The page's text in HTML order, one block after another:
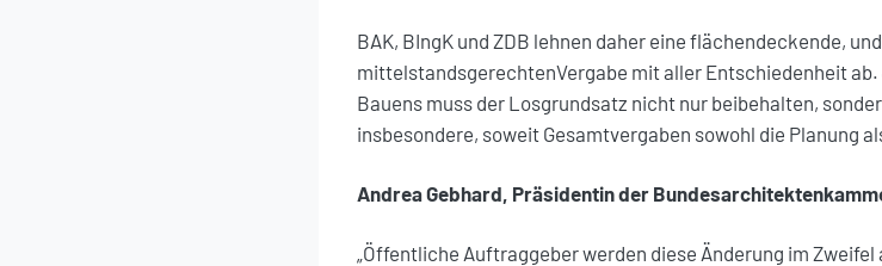
BAK, BIngK und ZDB lehnen daher eine flächendeckende,
mittelstandsgerechtenVergabe mit aller Entschiedenheit
Bauens muss der Losgrundsatz nicht nur beibehalten,
insbesondere, soweit Gesamtvergaben sowohl die Planung
Andrea Gebhard, Präsidentin der
„Öffentliche Auftraggeber werden diese Änderung im